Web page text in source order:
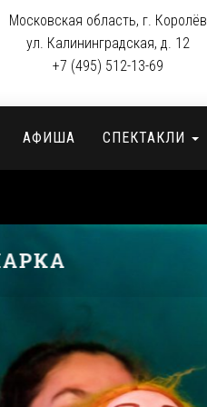
Московская область, г. Королёв
ул. Калининградская, д. 12
+7 (495) 512-13-69
АФИША СПЕКТАКЛИ